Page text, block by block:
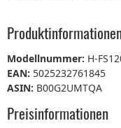
Modellnummer: H-
EAN: 5025232761845
ASIN: B00G2UMTQA
Preisinformationen